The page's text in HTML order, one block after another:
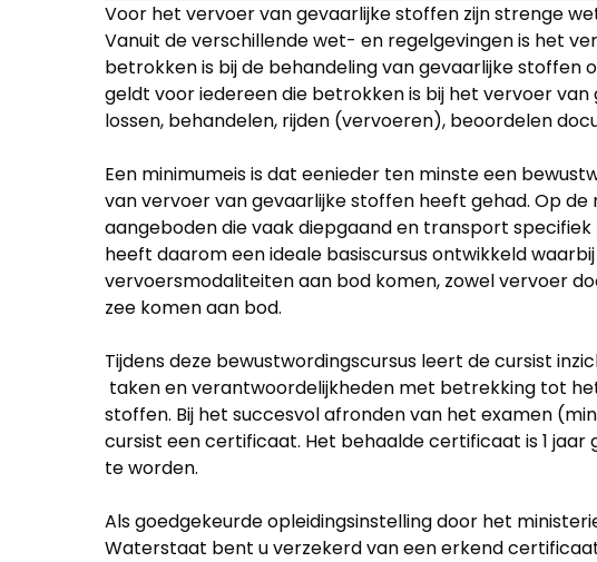
Voor het vervoer van gevaarlijke stoffen zijn strenge
Vanuit de verschillende wet- en regelgevingen is het
betrokken is bij de behandeling van gevaarlijke stoffen
geldt voor iedereen die betrokken is bij het vervoer
lossen, behandelen, rijden (vervoeren), beoordelen
Een minimumeis is dat eenieder ten minste een
van vervoer van gevaarlijke stoffen heeft gehad. Op
aangeboden die vaak diepgaand en transport specifiek
heeft daarom een ideale basiscursus ontwikkeld
vervoersmodaliteiten aan bod komen, zowel vervoer
zee komen aan bod.
Tijdens deze bewustwordingscursus leert de cursist
taken en verantwoordelijkheden met betrekking tot
stoffen. Bij het succesvol afronden van het examen
cursist een certificaat. Het behaalde certificaat is 1 jaar
te worden.
Als goedgekeurde opleidingsinstelling door het
Waterstaat bent u verzekerd van een erkend